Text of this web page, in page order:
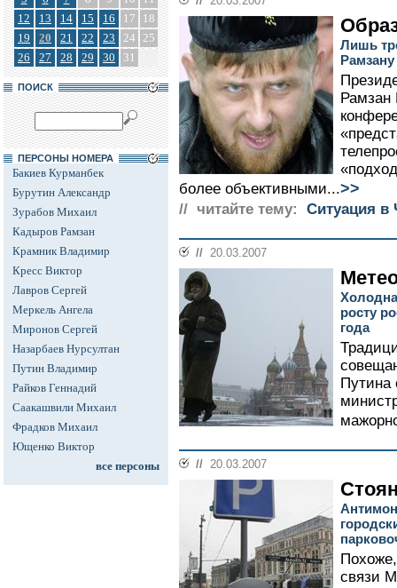
12
13 14 15 16 17
18
19
20 21 22 23 24 25
26
27 28 29 30 31
ПОИСК
ПЕРСОНЫ НОМЕРА
Бакиев Курманбек
Бурутин Александр
Зурабов Михаил
Кадыров Рамзан
Крамник Владимир
Кресс Виктор
Лавров Сергей
Меркель Ангела
Миронов Сергей
Назарбаев Нурсултан
Путин Владимир
Райков Геннадий
Саакашвили Михаил
Фрадков Михаил
Ющенко Виктор
все персоны
Лишь
Рамзан
более объективными...>>
// читайте тему: Ситуация в
// 20.03.2007
росту
года
// 20.03.2007
связи